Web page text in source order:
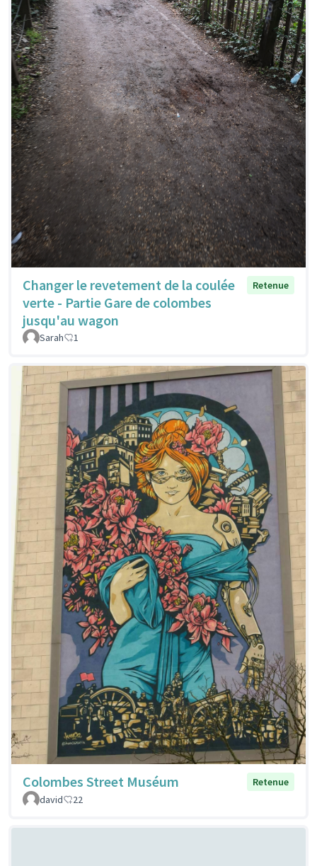
Changer le revetement de la coulée
verte - Partie Gare de colombes
jusqu'au wagon
Retenue
Sarah 1
Colombes Street Muséum
Retenue
david
22